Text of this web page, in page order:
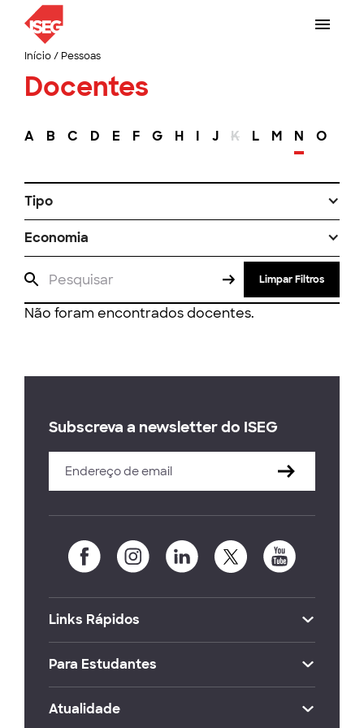
Início/ Pessoas
Docentes
A B C D E F G H I J K L M N O
Tipo
Economia
Limpar Filtros
Não foram encontrados docentes.
Subscreva a newsletter do ISEG
Links Rápidos
Para Estudantes
Atualidade